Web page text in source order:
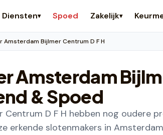
Diensten▾ Spoed Zakelijk▾
Amsterdam Bijlmer Centrum D F H
Amsterdam
& Spoed
Centrum D F H hebben nog oudere
erkende slotenmakers in